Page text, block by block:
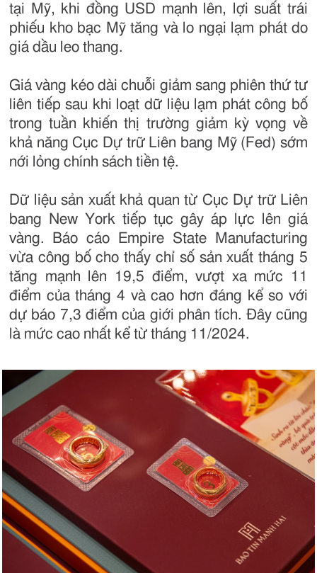
tại Mỹ, khi đồng USD mạnh lên, lợi suất trái
phiếu kho bạc Mỹ tăng và lo ngại lạm phát do
giá dầu leo thang.
Giá vàng kéo dài chuỗi giảm sang phiên thứ tư
liên tiếp sau khi loạt dữ liệu lạm phát công bố
trong tuần khiến thị trường giảm kỳ vọng về
khả năng Cục Dự trữ Liên bang Mỹ (Fed) sớm
nới lỏng chính sách tiền tệ.
Dữ liệu sản xuất khả quan từ Cục Dự trữ Liên
bang New York tiếp tục gây áp lực lên giá
vàng. Báo cáo Empire State Manufacturing
vừa công bố cho thấy chỉ số sản xuất tháng 5
tăng mạnh lên 19,5 điểm, vượt xa mức 11
điểm của tháng 4 và cao hơn đáng kể so với
dự báo 7,3 điểm của giới phân tích. Đây cũng
là mức cao nhất kể từ tháng 11/2024.